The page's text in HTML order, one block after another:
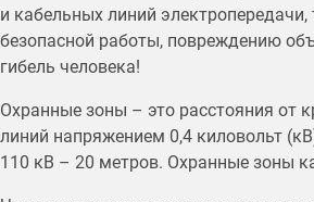
и кабельных линий
безопасной работы, повреждению
гибель человека!
Охранные зоны – это расстояния от
линий напряжением 0,4 киловольт
110 кВ – 20 метров. Охранные зоны